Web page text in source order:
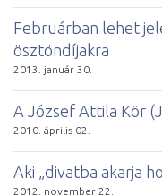
Februárban lehet
ösztöndíjakra
2013. január 30.
A József Attila Kör
2010. április 02.
Aki „divatba akarja
2012. november 22.